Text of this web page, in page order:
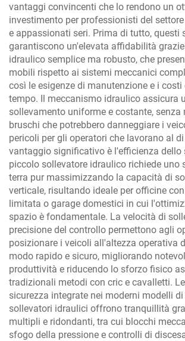
vantaggi convincenti che lo rendono un
investimento per professionisti del
e appassionati seri. Prima di tutto, questi
garantiscono un'elevata affidabilità
idraulico semplice ma robusto, che
mobili rispetto ai sistemi meccanici
così le esigenze di manutenzione e i costi
tempo. Il meccanismo idraulico assicura
sollevamento uniforme e costante, senza
bruschi che potrebbero danneggiare i
pericoli per gli operatori che lavorano al
vantaggio significativo è l'efficienza dello
piccolo sollevatore idraulico richiede uno
terra pur massimizzando la capacità di
verticale, risultando ideale per officine
limitata o garage domestici in cui
spazio è fondamentale. La velocità di
precisione del controllo permettono agli
posizionare i veicoli all'altezza operativa
modo rapido e sicuro, migliorando
produttività e riducendo lo sforzo fisico
tradizionali metodi con cric e cavalletti.
sicurezza integrate nei moderni modelli
sollevatori idraulici offrono tranquillità
multipli e ridondanti, tra cui blocchi
sfogo della pressione e controlli di